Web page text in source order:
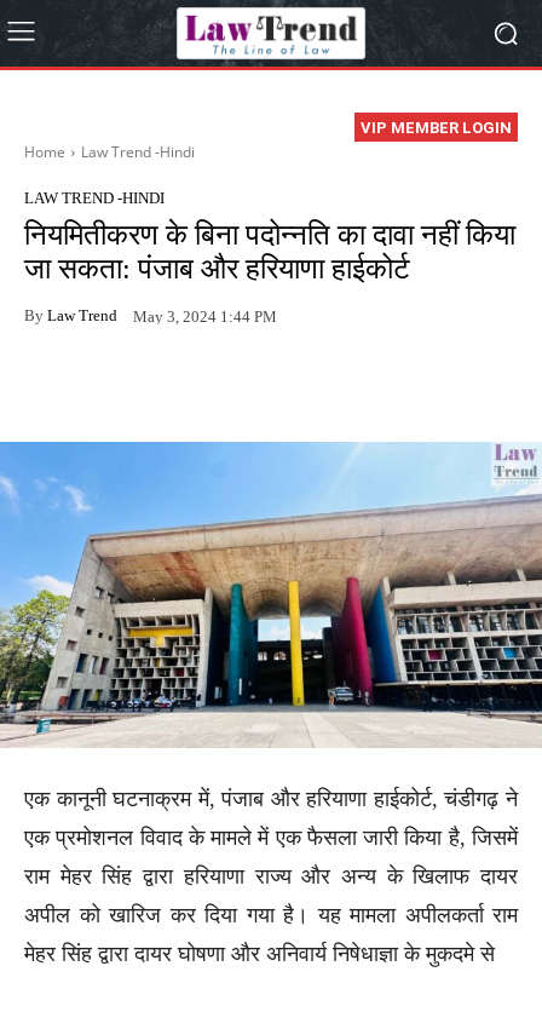
VIP MEMBER LOGIN
Home Law Trend -Hindi
LAW TREND -HINDI
नियमितीकरण के बिना पदोन्नति का दावा नहीं किया
जा सकता: पंजाब और हरियाणा हाईकोर्ट
By Law Trend May 3, 2024 1:44 PM
एक कानूनी घटनाक्रम में, पंजाब और हरियाणा हाईकोर्ट, चंडीगढ़ ने
एक प्रमोशनल विवाद के मामले में एक फैसला जारी किया है, जिसमें
राम मेहर सिंह द्वारा हरियाणा राज्य और अन्य के खिलाफ दायर
अपील को खारिज कर दिया गया है। यह मामला अपीलकर्ता राम
मेहर सिंह द्वारा दायर घोषणा और अनिवार्य निषेधाज्ञा के मुकदमे से